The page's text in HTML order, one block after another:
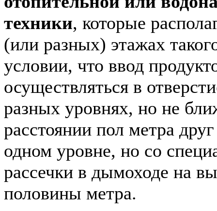
техники, которые
(или разных) этажах
условии, что ввод
осуществляться в
разных уровнях, но не
расстоянии пол метра
одном уровне, но со
рассечки в дымоходе на
половины метра.